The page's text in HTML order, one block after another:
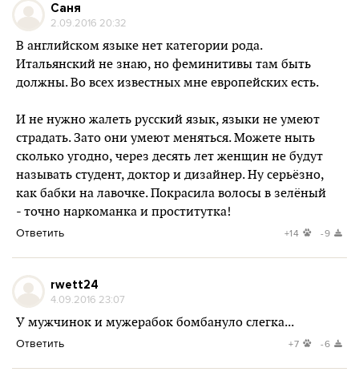
Саня
2.09.2016 20:32
В английском языке нет категории рода.
Итальянский не знаю, но феминитивы там быть
должны. Во всех известных мне европейских есть.
И не нужно жалеть русский язык, языки не умеют
страдать. Зато они умеют меняться. Можете ныть
сколько угодно, через десять лет женщин не будут
называть студент, доктор и дизайнер. Ну серьёзно,
как бабки на лавочке. Покрасила волосы в зелёный
- точно наркоманка и проститутка!
Ответить +14 -9
rwett24
4.09.2016 23:07
У мужчинок и мужерабок бомбануло слегка...
Ответить +7 -6